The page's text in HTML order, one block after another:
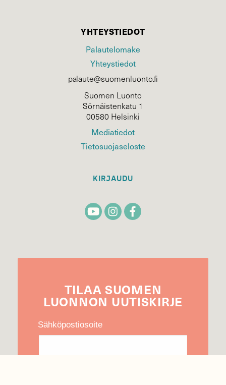
YHTEYSTIEDOT
Palautelomake
Yhteystiedot
palaute@suomenluonto.fi
Suomen Luonto
Sörnäistenkatu 1
00580 Helsinki
Mediatiedot
Tietosuojaseloste
KIRJAUDU
TILAA SUOMEN
LUONNON UUTIS­KIRJE
Sähköpostiosoite